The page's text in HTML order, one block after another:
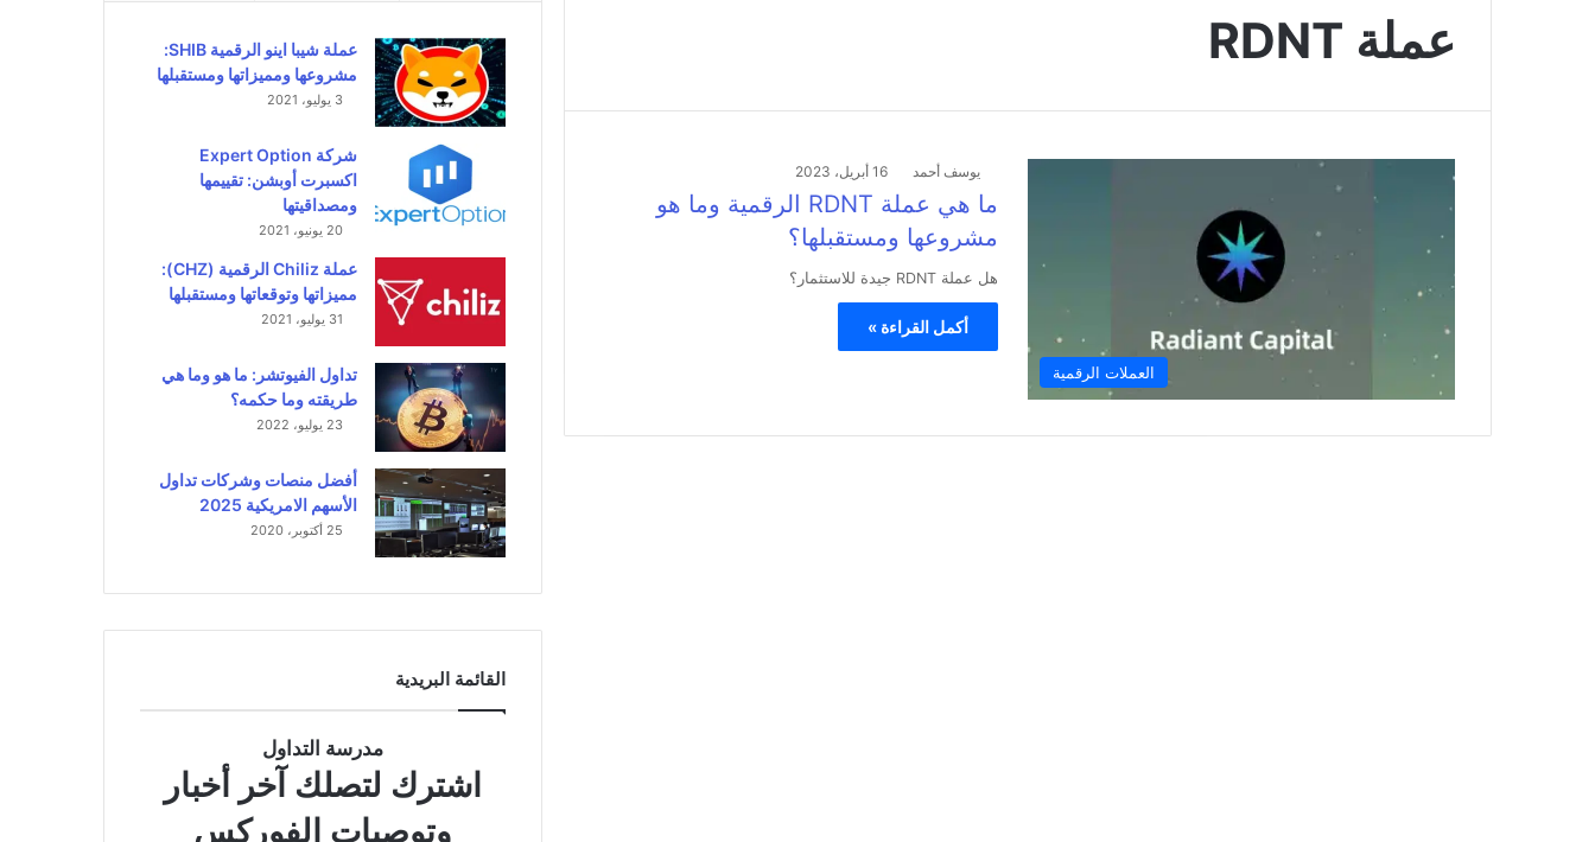
عملة RDNT
العملات الرقمية
يوسف أحمد 16 أبريل، 2023
ما هي عملة RDNT الرقمية وما هو
مشروعها ومستقبلها؟
هل عملة RDNT جيدة للاستثمار؟
أكمل القراءة »
عملة شيبا اينو الرقمية SHIB:
مشروعها ومميزاتها ومستقبلها
3 يوليو، 2021
شركة Expert Option
اكسبرت أوبشن: تقييمها
ومصداقيتها
20 يونيو، 2021
عملة Chiliz الرقمية (CHZ):
مميزاتها وتوقعاتها ومستقبلها
31 يوليو، 2021
تداول الفيوتشر: ما هو وما هي
طريقته وما حكمه؟
23 يوليو، 2022
أفضل منصات وشركات تداول
الأسهم الامريكية 2025
25 أكتوبر، 2020
القائمة البريدية
مدرسة التداول
اشترك لتصلك آخر أخبار
وتوصيات الفوركس